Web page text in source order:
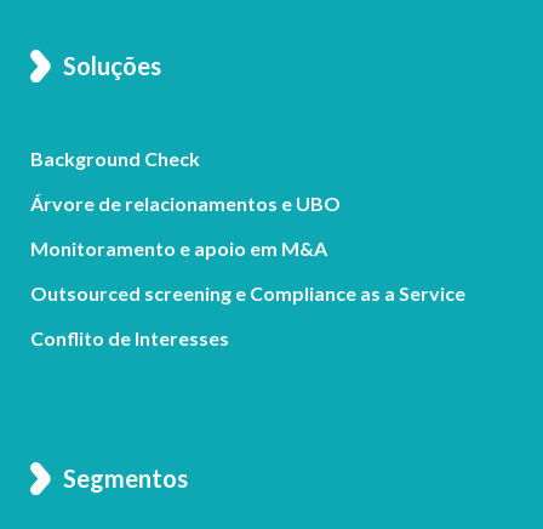
Soluções
Background Check
Árvore de relacionamentos e UBO
Monitoramento e apoio em M&A
Outsourced screening e Compliance as a Service
Conflito de Interesses
Segmentos